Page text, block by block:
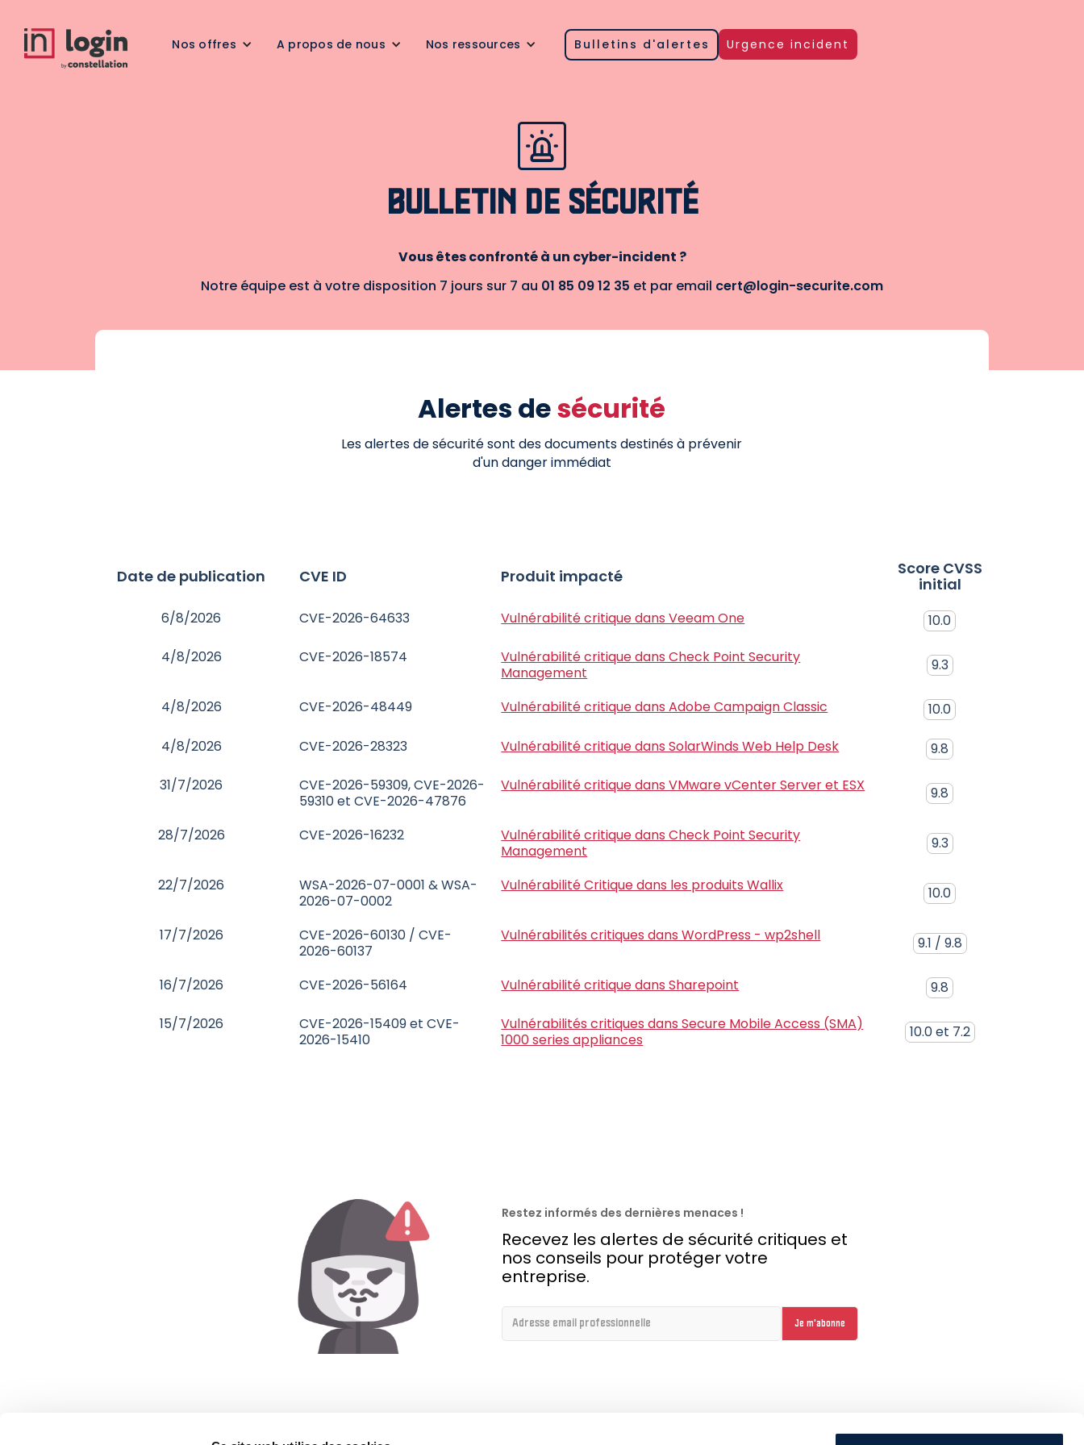
Nos offres A propos de nous Nos ressources Bulletins d'alertes Urgence incident
BULLETIN DE SÉCURITÉ
Vous êtes confronté à un cyber-incident ?
Notre équipe est à votre disposition 7 jours sur 7 au 01 85 09 12 35 et par email cert@login-securite.com
Alertes desécurité
Les alertes de sécurité sont des documents destinés à prévenir
d'un danger immédiat
Date de publication CVE ID Produit impacté
Score CVSS
initial
6/8/2026 CVE-2026-64633 Vulnérabilité critique dans Veeam One
10.0
4/8/2026
CVE-2026-18574
Vulnérabilité critique dans Check Point Security
Management
9.3
4/8/2026 CVE-2026-48449 Vulnérabilité critique dans Adobe Campaign Classic
10.0
4/8/2026
CVE-2026-28323 Vulnérabilité critique dans SolarWinds Web Help Desk
9.8
31/7/2026
CVE-2026-59309, CVE-2026-
59310 et CVE-2026-47876
Vulnérabilité critique dans VMware vCenter Server et ESX 9.8
28/7/2026 CVE-2026-16232
Vulnérabilité critique dans Check Point Security
Management
9.3
22/7/2026
WSA-2026-07-0001 & WSA-
2026-07-0002
Vulnérabilité Critique dans les produits Wallix 10.0
17/7/2026
CVE-2026-60130 / CVE-
2026-60137
Vulnérabilités critiques dans WordPress - wp2shell 9.1 / 9.8
16/7/2026 CVE-2026-56164 Vulnérabilité critique dans Sharepoint
9.8
15/7/2026
CVE-2026-15409 et CVE-
2026-15410
Vulnérabilités critiques dans Secure Mobile Access (SMA)
1000 series appliances
10.0 et 7.2
Restez informés des dernières menaces !
Recevez les alertes de sécurité critiques et
nos conseils pour protéger votre
entreprise.